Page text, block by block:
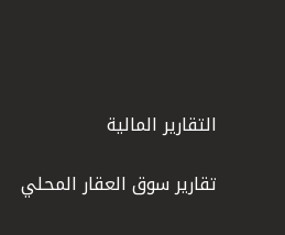
التقارير المالية
تقارير سوق العقار المحلي